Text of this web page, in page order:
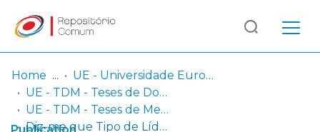
Communities
& Collections
Log
In
(current)
Home
UE - Universidade Europeia
UE - TDM - Teses de Doutoramento e Mestrado
UE - TDM - Teses de Mestrado
Diz-me que Tipo de Líder és e Dir-te-ei se Fico